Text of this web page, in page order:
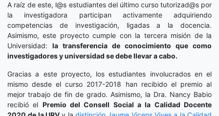
A raíz de este, l@s estudiantes del último curso tutorizad@s por
la investigadora participan activamente adquiriendo
competencias de investigación, ligadas a la docencia.
Asimismo, este proyecto cumple con la tercera misión de la
Universidad: la transferencia de conocimiento que como
investigadores y universidad se debe llevar a cabo.
Gracias a este proyecto, los estudiantes involucrados en el
mismo desde el curso 2017-2018 han recibido el premio al
mejor trabajo de fin de grado. Asimismo, la Dra. Nancy Babio
recibió el Premio del Consell Social a la Calidad Docente